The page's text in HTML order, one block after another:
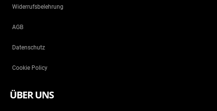
Widerrufsbelehrung
AGB
Datenschutz
Cookie Policy
ÜBER UNS